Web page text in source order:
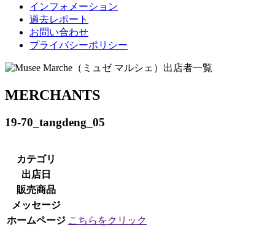
インフォメーション
過去レポート
お問い合わせ
プライバシーポリシー
MERCHANTS
19-70_tangdeng_05
カテゴリ
出店日
販売商品
メッセージ
ホームページ こちらをクリック